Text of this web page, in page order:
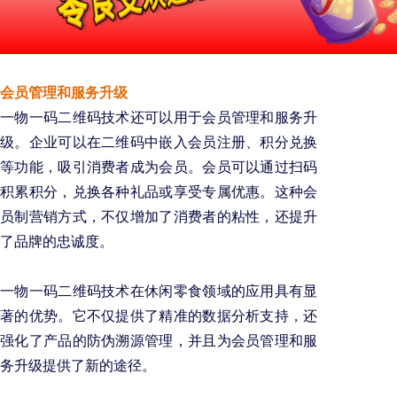
会员管理和服务升级
一物一码二维码技术还可以用于会员管理和服务升
级。企业可以在二维码中嵌入会员注册、积分兑换
等功能，吸引消费者成为会员。会员可以通过扫码
积累积分，兑换各种礼品或享受专属优惠。这种会
员制营销方式，不仅增加了消费者的粘性，还提升
了品牌的忠诚度。
一物一码二维码技术在休闲零食领域的应用具有显
著的优势。它不仅提供了精准的数据分析支持，还
强化了产品的防伪溯源管理，并且为会员管理和服
务升级提供了新的途径。